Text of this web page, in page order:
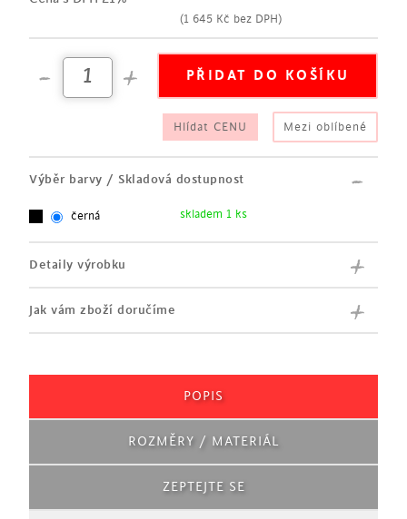
vyroben z kovu v černé barvě
šatní tyč
police
nosnost 25 kg
(1 645 Kč bez DPH)
Hlídat CENU Mezi oblíbené
Výběr barvy / Skladová dostupnost
černá skladem 1 ks
Detaily výrobku
Jak vám zboží doručíme
POPIS
ROZMĚRY / MATERIÁL
ZEPTEJTE SE